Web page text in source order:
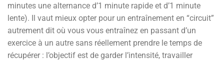
minutes une alternance d’1 minute rapide et d’1 minute
lente). Il vaut mieux opter pour un entraînement en “circuit”
autrement dit où vous vous entraînez en passant d’un
exercice à un autre sans réellement prendre le temps de
récupérer : l’objectif est de garder l’intensité, travailler